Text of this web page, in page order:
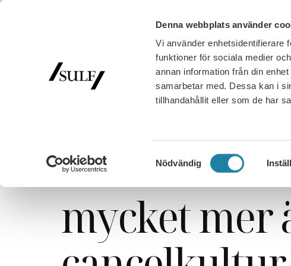
Denna webbplats använder
Vi använder enhetsidentifierare
funktioner för sociala medier
annan information från din
samarbetar med. Dessa kan i
tillhandahållit eller som de har
Samtyckesval
Nödvändig
Akademisk
mycket mer